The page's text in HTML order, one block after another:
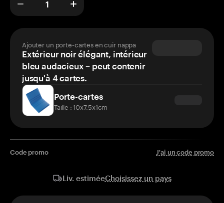
Ajouter un porte-cartes en cuir nappa
Extérieur noir élégant, intérieur
bleu audacieux – peut contenir
jusqu'à 4 cartes.
Porte-cartes
Taille : 10x7.5x1cm
Code promo J'ai un code promo
Liv. estiméeChoisissez un pays